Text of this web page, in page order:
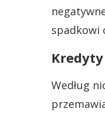
spadkowi
Według